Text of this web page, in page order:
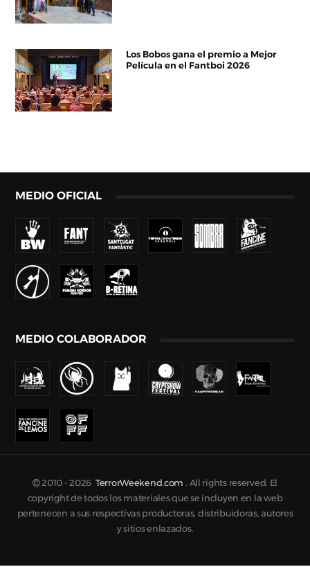
Los Bobos gana el premio a Mejor
Película en el Fantboi 2026
MEDIO OFICIAL
MEDIO COLABORADOR
2010 -2026 TerrorWeekend.com . All rights reserved. El
copyright de todos los materiales que se incluyen en la web
pertenecen a sus respectivas productoras, distribuidoras, autores
y sitios enlazados.